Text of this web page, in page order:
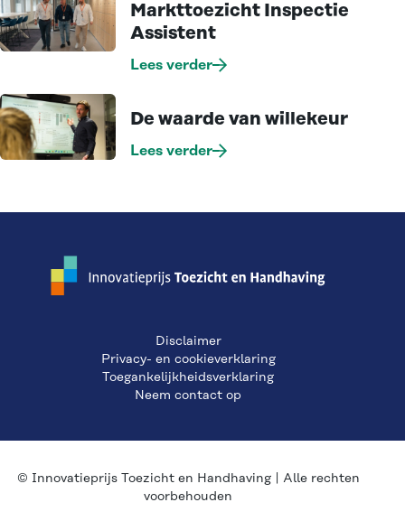
Markttoezicht Inspectie
Assistent
Lees verder
De waarde van willekeur
Lees verder
Disclaimer
Privacy- en cookieverklaring
Toegankelijkheidsverklaring
Neem contact op
© Innovatieprijs Toezicht en Handhaving | Alle rechten
voorbehouden